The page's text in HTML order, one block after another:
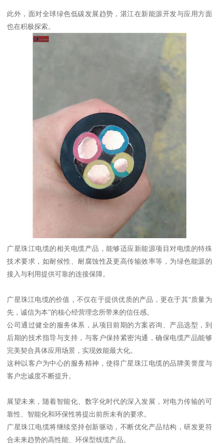
此外，面对全球绿色低碳发展趋势，湛江在新能源开发与应用方面
也在积极探索。
广星珠江电缆的相关电缆产品，能够适应新能源项目对电缆的特殊
技术要求，如耐候性、耐腐蚀性及更高传输效率等，为绿色能源的
接入与利用提供可靠的连接保障。
广星珠江电缆的价值，不仅在于提供优质的产品，更在于其“质量为
先，诚信为本”的核心经营理念所带来的信任感。
公司通过健全的服务体系，从项目前期的方案咨询、产品选型，到
后期的技术指导与支持，与客户保持紧密沟通，确保电缆产品能够
完美契合具体应用场景，实现效能最大化。
这种以客户为中心的服务精神，使得广星珠江电缆的品牌美誉度与
客户忠诚度不断提升。
展望未来，随着智能化、数字化时代的深入发展，对电力传输的可
靠性、智能化和环保性将提出前所未有的要求。
广星珠江电缆将继续坚持创新驱动，不断优化产品结构，研发更符
合未来趋势的高性能、环保型线缆产品。